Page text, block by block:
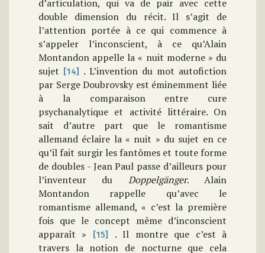
d’articulation, qui va de pair avec cette
double dimension du récit. Il s’agit de
l’attention portée à ce qui commence à
s’appeler l’inconscient, à ce qu’Alain
Montandon appelle la « nuit moderne » du
sujet
[14]
. L’invention du mot autofiction
par Serge Doubrovsky est éminemment liée
à la comparaison entre cure
psychanalytique et activité littéraire. On
sait d’autre part que le romantisme
allemand éclaire la « nuit » du sujet en ce
qu’il fait surgir les fantômes et toute forme
de doubles - Jean Paul passe d’ailleurs pour
l’inventeur du Doppelgänger. Alain
Montandon rappelle qu’avec le
romantisme allemand, « c’est la première
fois que le concept même d’inconscient
apparaît »
[15]
. Il montre que c’est à
travers la notion de nocturne que cela